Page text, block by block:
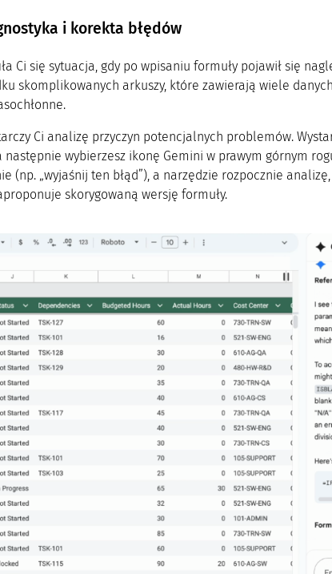
i korekta błędów
Ci się sytuacja, gdy po wpisaniu formuły pojawił się
skomplikowanych arkuszy, które zawierają wiele
Ci analizę przyczyn potencjalnych problemów.
następnie wybierzesz ikonę Gemini w prawym górnym
(np. „wyjaśnij ten błąd”), a narzędzie rozpocznie
skorygowaną wersję formuły.